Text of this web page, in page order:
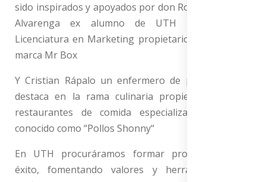
sido inspirados y apoyados por don Roberto ; Melvin
Alvarenga ex alumno de UTH graduado de
Licenciatura en Marketing propietario de su propia
marca Mr Box
Y Cristian Rápalo un enfermero de profesión que
destaca en la rama culinaria propietario de tres
restaurantes de comida especializado en Pollo,
conocido como “Pollos Shonny“
En UTH procuráramos formar profesionales de
éxito, fomentando valores y herramientas que